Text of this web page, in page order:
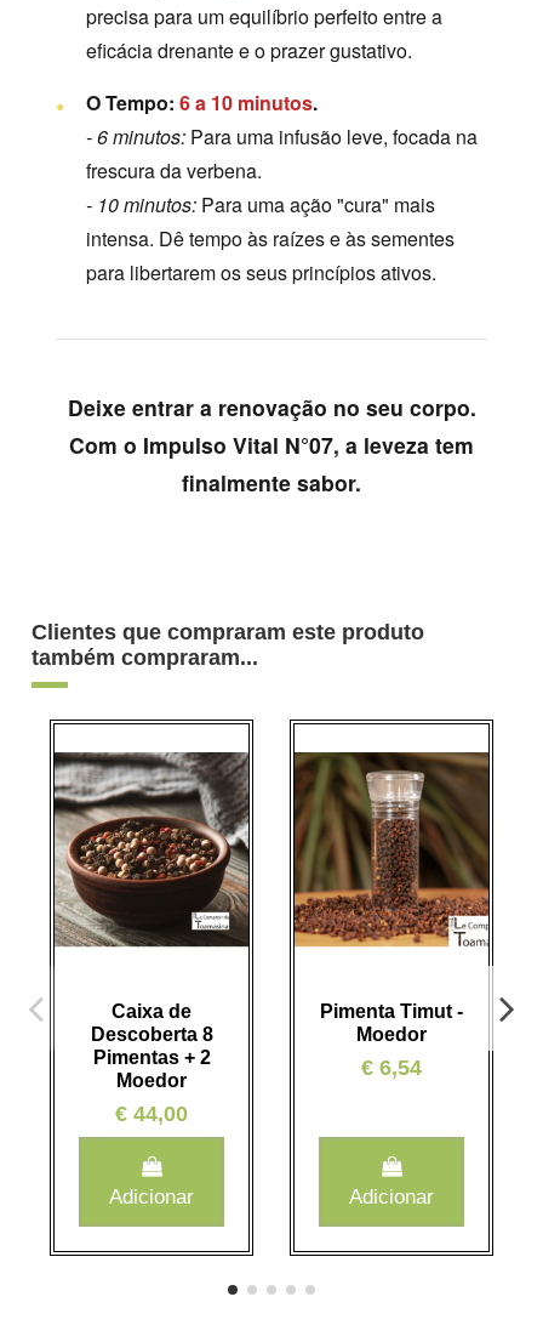
precisa para um equilíbrio perfeito entre a
eficácia drenante e o prazer gustativo.
O Tempo:6 a 10 minutos.
- 6 minutos: Para uma infusão leve, focada na
frescura da verbena.
- 10 minutos: Para uma ação "cura" mais
intensa. Dê tempo às raízes e às sementes
para libertarem os seus princípios ativos.
Deixe entrar a renovação no seu corpo.
Com o Impulso Vital N°07, a leveza tem
finalmente sabor.
Clientes que compraram este produto
também compraram...
Caixa de
Descoberta 8
Pimentas + 2
Moedor
€ 44,00
Adicionar
Pimenta Timut -
Moedor
€ 6,54
Adicionar